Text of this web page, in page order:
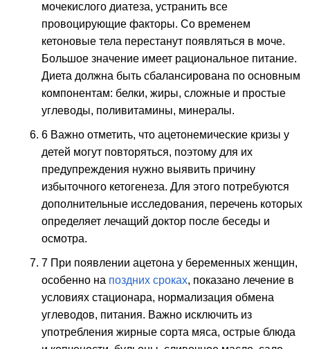
мочекислого диатеза, устранить все
провоцирующие факторы. Со временем
кетоновые тела перестанут появляться в моче.
Большое значение имеет рациональное питание.
Диета должна быть сбалансирована по основным
компонентам: белки, жиры, сложные и простые
углеводы, поливитамины, минералы.
6 Важно отметить, что ацетонемические кризы у
детей могут повторяться, поэтому для их
предупреждения нужно выявить причину
избыточного кетогенеза. Для этого потребуются
дополнительные исследования, перечень которых
определяет лечащий доктор после беседы и
осмотра.
7 При появлении ацетона у беременных женщин,
особенно на поздних сроках, показано лечение в
условиях стационара, нормализация обмена
углеводов, питания. Важно исключить из
употребления жирные сорта мяса, острые блюда